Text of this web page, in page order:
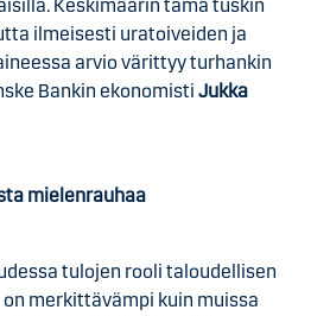
Keskimäärin tämä tuskin
ilmeisesti uratoiveiden ja
arvio värittyy turhankin
Bankin ekonomisti Jukka
mielenrauhaa
tulojen rooli taloudellisen
merkittävämpi kuin muissa